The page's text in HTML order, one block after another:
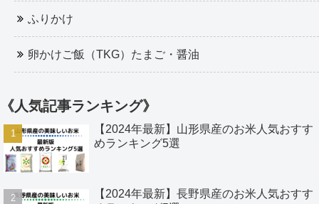
ふりかけ
卵かけご飯（TKG）たまご・醤油
《人気記事ランキング》
【2024年最新】山形県産のお米人気おすす
めランキング5選
【2024年最新】長野県産のお米人気おすす